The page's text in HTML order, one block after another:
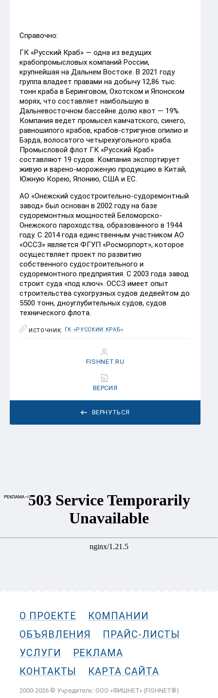
Справочно:
ГК «Русский Краб» — одна из ведущих
крабопромысловых компаний России,
крупнейшая на Дальнем Востоке. В 2021 году
группа владеет правами на добычу 12,86 тыс.
тонн краба в Беринговом, Охотском и Японском
морях, что составляет наибольшую в
Дальневосточном бассейне долю квот — 19%.
Компания ведет промысел камчатского, синего,
равношипого крабов, крабов-стригунов опилио и
Бэрда, волосатого четырехугольного краба.
Промысловой флот ГК «Русский Краб»
составляют 19 судов. Компания экспортирует
живую и варено-мороженую продукцию в Китай,
Южную Корею, Японию, США и ЕС.
АО «Онежский судостроительно-судоремонтный
завод» был основан в 2002 году на базе
судоремонтных мощностей Беломорско-
Онежского пароходства, образованного в 1944
году. С 2014 года единственным участником АО
«ОССЗ» является ФГУП «Росморпорт», которое
осуществляет проект по развитию
собственного судостроительного и
судоремонтного предприятия. С 2003 года завод
строит суда «под ключ». ОССЗ имеет опыт
строительства сухогрузных судов дедвейтом до
5500 тонн, дноуглубительных судов, судов
технического флота.
ИСТОЧНИК: ГК «РУССКИЙ КРАБ»
ВЕРНУТЬСЯ
FISHNET.RU
ВЕРСИЯ
О ПРОЕКТЕ
КОМПАНИИ
ОБЪЯВЛЕНИЯ
ПРАЙС-ЛИСТЫ
УСЛУГИ
РЕКЛАМА
КОНТАКТЫ
КАРТА САЙТА
2000-2026 © Учредитель: ООО «ФИШНЕТ» (FISHNET®)